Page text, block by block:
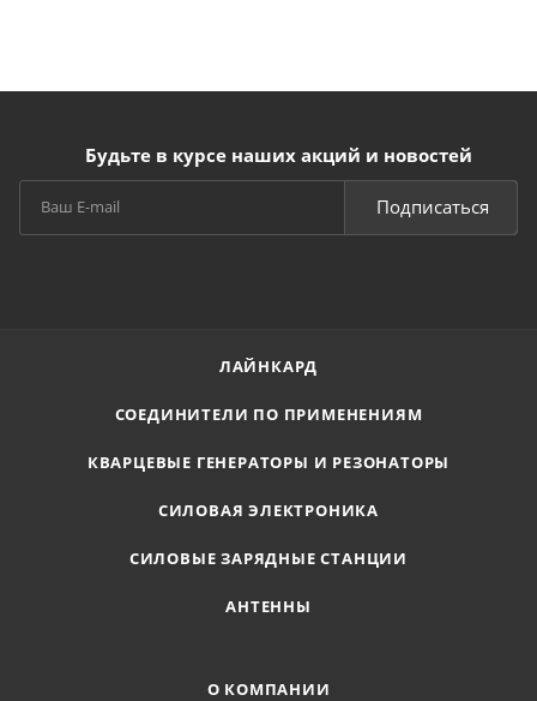
Будьте в курсе наших акций и новостей
Подписаться
ЛАЙНКАРД
СОЕДИНИТЕЛИ ПО ПРИМЕНЕНИЯМ
КВАРЦЕВЫЕ ГЕНЕРАТОРЫ И РЕЗОНАТОРЫ
СИЛОВАЯ ЭЛЕКТРОНИКА
СИЛОВЫЕ ЗАРЯДНЫЕ СТАНЦИИ
АНТЕННЫ
О КОМПАНИИ